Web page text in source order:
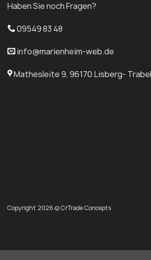
Haben Sie noch Fragen?
09549 83 48
info@marienheim-web.de
Mathesleite 9, 96170 Lisberg-
Copyright 2026 © CrTrade Concepts